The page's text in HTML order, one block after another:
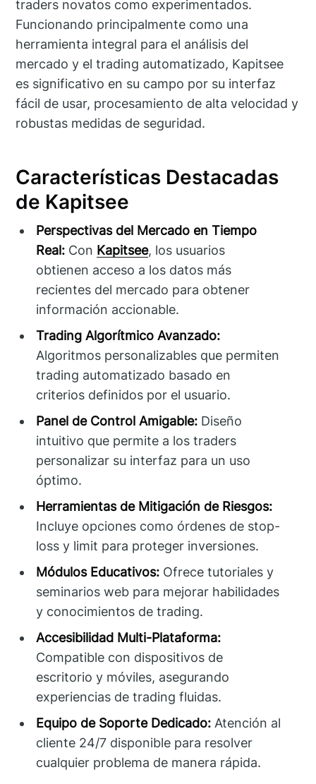
traders novatos como experimentados.
Funcionando principalmente como una
herramienta integral para el análisis del
mercado y el trading automatizado, Kapitsee
es significativo en su campo por su interfaz
fácil de usar, procesamiento de alta velocidad y
robustas medidas de seguridad.
Características Destacadas
de Kapitsee
Perspectivas del Mercado en Tiempo
Real: Con Kapitsee, los usuarios
obtienen acceso a los datos más
recientes del mercado para obtener
información accionable.
Trading Algorítmico Avanzado:
Algoritmos personalizables que permiten
trading automatizado basado en
criterios definidos por el usuario.
Panel de Control Amigable: Diseño
intuitivo que permite a los traders
personalizar su interfaz para un uso
óptimo.
Herramientas de Mitigación de Riesgos:
Incluye opciones como órdenes de stop-
loss y limit para proteger inversiones.
Módulos Educativos: Ofrece tutoriales y
seminarios web para mejorar habilidades
y conocimientos de trading.
Accesibilidad Multi-Plataforma:
Compatible con dispositivos de
escritorio y móviles, asegurando
experiencias de trading fluidas.
Equipo de Soporte Dedicado: Atención al
cliente 24/7 disponible para resolver
cualquier problema de manera rápida.